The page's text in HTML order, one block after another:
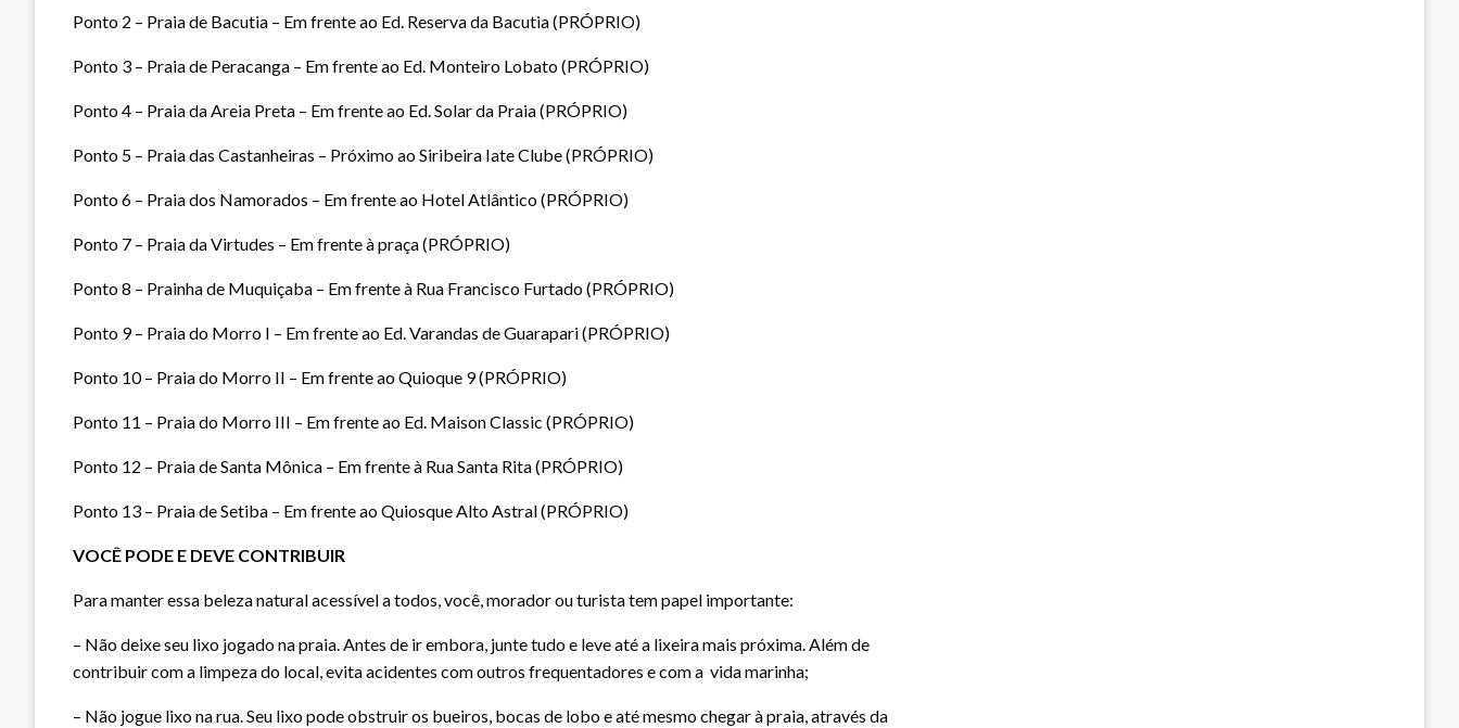
Ponto 2 – Praia de Bacutia – Em frente ao Ed. Reserva da Bacutia (PRÓPRIO)
Ponto 3 – Praia de Peracanga – Em frente ao Ed. Monteiro Lobato (PRÓPRIO)
Ponto 4 – Praia da Areia Preta – Em frente ao Ed. Solar da Praia (PRÓPRIO)
Ponto 5 – Praia das Castanheiras – Próximo ao Siribeira Iate Clube (PRÓPRIO)
Ponto 6 – Praia dos Namorados – Em frente ao Hotel Atlântico (PRÓPRIO)
Ponto 7 – Praia da Virtudes – Em frente à praça (PRÓPRIO)
Ponto 8 – Prainha de Muquiçaba – Em frente à Rua Francisco Furtado (PRÓPRIO)
Ponto 9 – Praia do Morro I – Em frente ao Ed. Varandas de Guarapari (PRÓPRIO)
Ponto 10 – Praia do Morro II – Em frente ao Quioque 9 (PRÓPRIO)
Ponto 11 – Praia do Morro III – Em frente ao Ed. Maison Classic (PRÓPRIO)
Ponto 12 – Praia de Santa Mônica – Em frente à Rua Santa Rita (PRÓPRIO)
Ponto 13 – Praia de Setiba – Em frente ao Quiosque Alto Astral (PRÓPRIO)
VOCÊ PODE E DEVE CONTRIBUIR
Para manter essa beleza natural acessível a todos, você, morador ou turista tem papel importante:
– Não deixe seu lixo jogado na praia. Antes de ir embora, junte tudo e leve até a lixeira mais próxima. Além de
contribuir com a limpeza do local, evita acidentes com outros frequentadores e com a vida marinha;
– Não jogue lixo na rua. Seu lixo pode obstruir os bueiros, bocas de lobo e até mesmo chegar à praia, através da